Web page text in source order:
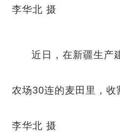
李华北 摄
近日，在新疆生产
农场30连的麦田里，收
李华北 摄